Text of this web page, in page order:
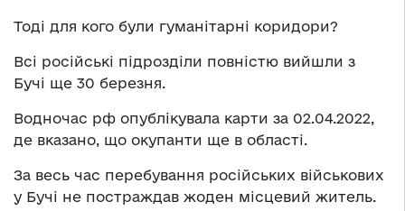
Тоді для кого були гуманітарні коридори?
Всі російські підрозділи повністю вийшли з
Бучі ще 30 березня.
Водночас рф опублікувала карти за 02.04.2022,
де вказано, що окупанти ще в області.
За весь час перебування російських військових
у Бучі не постраждав жоден місцевий житель.